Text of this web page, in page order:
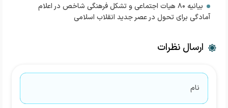
بیانیه ۸۰ هیات اجتماعی و تشکل‌ فرهنگی شاخص در اعلام
آمادگی برای تحول در عصر جدید انقلاب اسلامی
ارسال نظرات